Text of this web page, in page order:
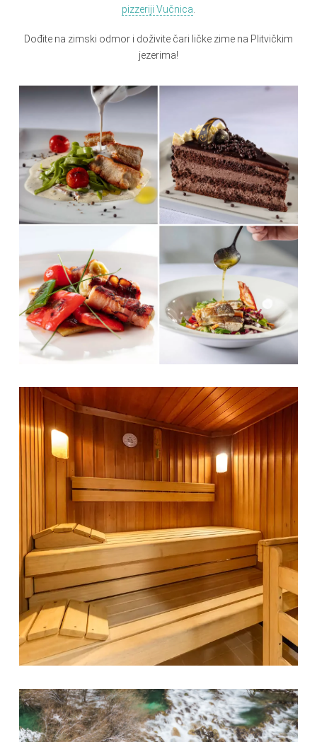
pizzeriji Vučnica.
Dođite na zimski odmor i doživite čari ličke zime na Plitvičkim
jezerima!